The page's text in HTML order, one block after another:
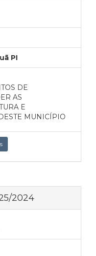
PI
DE
AS
E
MUNICÍPIO
2024